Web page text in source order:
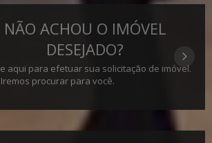
NÃO ACHOU O IMÓVEL
DESEJADO?
aqui para efetuar sua solicitação de imóvel.
Iremos procurar para você.